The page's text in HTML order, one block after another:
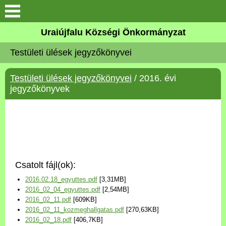
Köszöntő
Elérhetőségek
Uraiújfalu
Választási információk
Versenyképes Járások
Program
Uraiújfalu Községi Önkormányzat
Testületi ülések jegyzőkönyvei
Testületi ülések jegyzőkönyvei / 2016. évi
jegyzőkönyvek
Csatolt fájl(ok):
2016.02.18_egyuttes.pdf [3,31MB]
2016_02_04_egyuttes.pdf [2,54MB]
2016_02_11.pdf [609KB]
2016_02_11_kozmeghallgatas.pdf [270,63KB]
2016_02_18.pdf [406,7KB]